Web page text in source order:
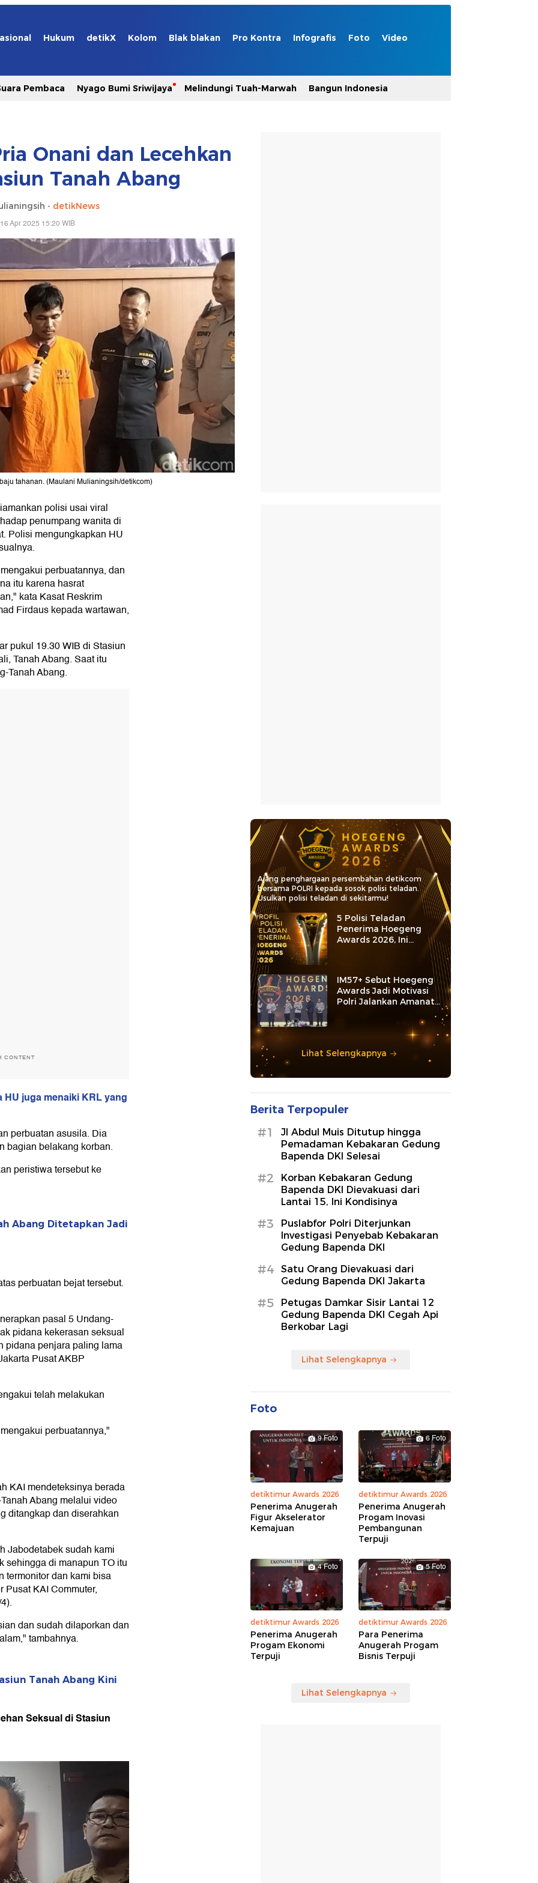
Hukum detikX Kolom Blak blakan Pro Kontra Infografis Foto Video
Pembaca Nyago Bumi Sriwijaya Melindungi Tuah-Marwah Bangun Indonesia
Onani dan Lecehkan
Tanah Abang
- detikNews
Apr 2025 15:20 WIB
tahanan. (Maulani Mulianingsih/detikcom)
polisi usai viral
penumpang wanita di
Polisi mengungkapkan HU
perbuatannya, dan
itu karena hasrat
kata Kasat Reskrim
Firdaus kepada wartawan,
pukul 19.30 WIB di Stasiun
Tanah Abang. Saat itu
Tanah Abang.
CONTENT
HU juga menaiki KRL yang
perbuatan asusila. Dia
bagian belakang korban.
peristiwa tersebut ke
Abang Ditetapkan Jadi
perbuatan bejat tersebut.
pasal 5 Undang-
pidana kekerasan seksual
pidana penjara paling lama
Pusat AKBP
telah melakukan
perbuatannya,"
KAI mendeteksinya berada
Abang melalui video
ditangkap dan diserahkan
Jabodetabek sudah kami
sehingga di manapun TO itu
termonitor dan kami bisa
KAI Commuter,
dan sudah dilaporkan dan
tambahnya.
Tanah Abang Kini
Seksual di Stasiun
Ajang penghargaan persembahan detikcom
bersama POLRI kepada sosok polisi teladan.
Usulkan polisi teladan di sekitarmu!
5 Polisi Teladan
Penerima Hoegeng
Awards 2026, Ini
Kategori dan Kiprahnya
IM57+ Sebut Hoegeng
Awards Jadi Motivasi
Polri Jalankan Amanat
Lihat Selengkapnya
Berita Terpopuler
#1
Jl Abdul Muis Ditutup hingga
Pemadaman Kebakaran Gedung
Bapenda DKI Selesai
#2
Korban Kebakaran Gedung
Bapenda DKI Dievakuasi dari
Lantai 15, Ini Kondisinya
#3
Puslabfor Polri Diterjunkan
Investigasi Penyebab Kebakaran
Gedung Bapenda DKI
#4
Satu Orang Dievakuasi dari
Gedung Bapenda DKI Jakarta
#5
Petugas Damkar Sisir Lantai 12
Gedung Bapenda DKI Cegah Api
Berkobar Lagi
Lihat Selengkapnya
Foto
9 Foto
detiktimur Awards 2026
Penerima Anugerah
Figur Akselerator
Kemajuan
6 Foto
detiktimur Awards 2026
Penerima Anugerah
Progam Inovasi
Pembangunan
Terpuji
4 Foto
detiktimur Awards 2026
Penerima Anugerah
Progam Ekonomi
Terpuji
5 Foto
detiktimur Awards 2026
Para Penerima
Anugerah Progam
Bisnis Terpuji
Lihat Selengkapnya